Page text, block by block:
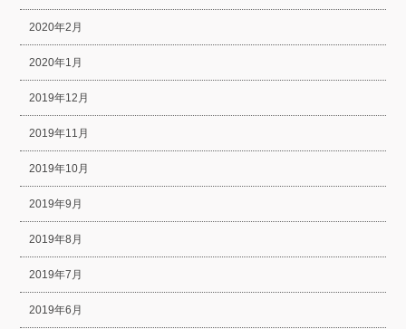
2020年2月
2020年1月
2019年12月
2019年11月
2019年10月
2019年9月
2019年8月
2019年7月
2019年6月